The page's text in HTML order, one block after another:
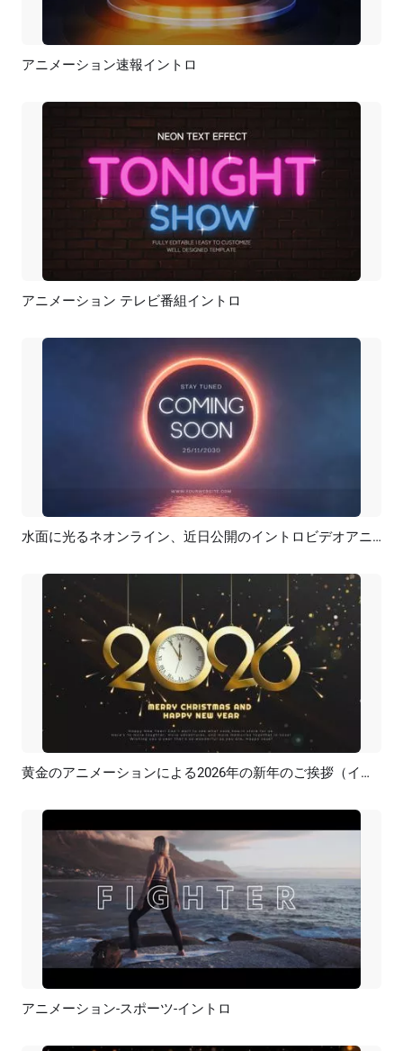
プレビュー
アニメーション速報イントロ
プレビュー カスタマイズ
アニメーション テレビ番組イントロ
プレビュー カスタマイズ 水面に光るネオンライン、近日公開のイントロビデオアニメーション
プレビュー AI再生成 黄金のアニメーションによる2026年の新年のご挨拶（イントロ）
プレビュー AI再生成
アニメーション-スポーツ-イントロ